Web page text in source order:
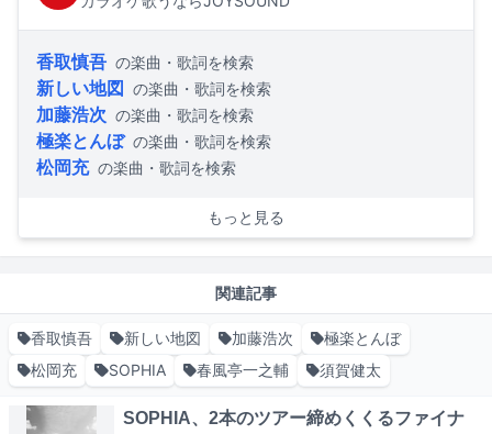
香取慎吾 の楽曲・歌詞を検索
新しい地図 の楽曲・歌詞を検索
加藤浩次 の楽曲・歌詞を検索
極楽とんぼ の楽曲・歌詞を検索
松岡充 の楽曲・歌詞を検索
もっと見る
関連記事
香取慎吾 新しい地図 加藤浩次
極楽とんぼ
松岡充
SOPHIA 春風亭一之輔 須賀健太
SOPHIA、2本のツアー締めくくるファイナ